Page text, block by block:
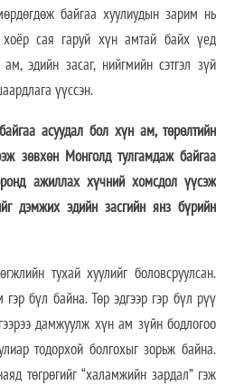
байгаа хуулиудын зарим нь
сая гаруй хүн амтай байх үед
эдийн засаг, нийгмийн сэтгэл зүй
үүссэн.
асуудал бол хүн ам, төрөлтийн
зөвхөн Монголд тулгамдаж байгаа
ажиллах хүчний хомсдол үүсэж
дэмжих эдийн засгийн янз бүрийн
тухай хуулийг боловсруулсан.
бүл байна. Төр эдгээр гэр бүл рүү
дамжуулж хүн ам зүйн бодлогоо
тодорхой болгохыг зорьж байна.
төгрөгийг “халамжийн зардал” гэж